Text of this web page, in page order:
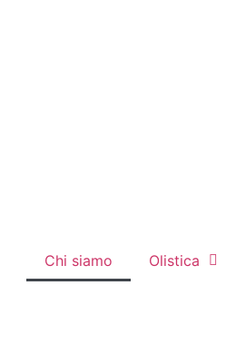
Chi siamo Olistica